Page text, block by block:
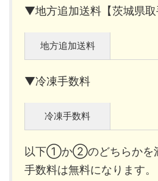
▼地方追加送料【茨城県取
地方追加送料
▼冷凍手数料
冷凍手数料
以下①か②のどちらかを
手数料は無料になります。